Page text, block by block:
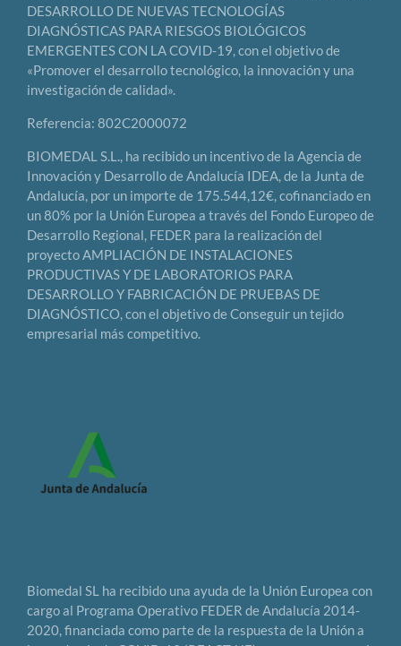
DESARROLLO DE NUEVAS TECNOLOGÍAS
DIAGNÓSTICAS PARA RIESGOS BIOLÓGICOS
EMERGENTES CON LA COVID-19, con el objetivo de
«Promover el desarrollo tecnológico, la innovación y una
investigación de calidad».
Referencia: 802C2000072
BIOMEDAL S.L., ha recibido un incentivo de la Agencia de
Innovación y Desarrollo de Andalucía IDEA, de la Junta de
Andalucía, por un importe de 175.544,12€, cofinanciado en
un 80% por la Unión Europea a través del Fondo Europeo de
Desarrollo Regional, FEDER para la realización del
proyecto AMPLIACIÓN DE INSTALACIONES
PRODUCTIVAS Y DE LABORATORIOS PARA
DESARROLLO Y FABRICACIÓN DE PRUEBAS DE
DIAGNÓSTICO, con el objetivo de Conseguir un tejido
empresarial más competitivo.
Biomedal SL ha recibido una ayuda de la Unión Europea con
cargo al Programa Operativo FEDER de Andalucía 2014-
2020, financiada como parte de la respuesta de la Unión a